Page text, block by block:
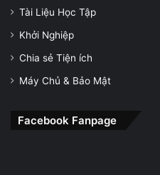
Tài Liệu Học Tập
Khởi Nghiệp
Chia sẻ Tiện ích
Máy Chủ & Bảo Mật
Facebook Fanpage